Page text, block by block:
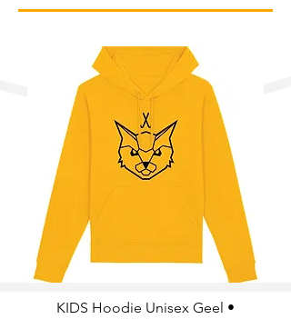
KIDS Hoodie Unisex Geel •